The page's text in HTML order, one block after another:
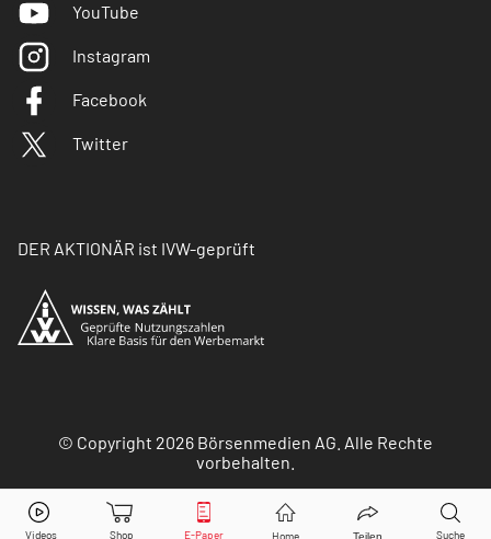
YouTube
Instagram
Facebook
Twitter
DER AKTIONÄR ist IVW-geprüft
© Copyright 2026 Börsenmedien AG. Alle Rechte
vorbehalten.